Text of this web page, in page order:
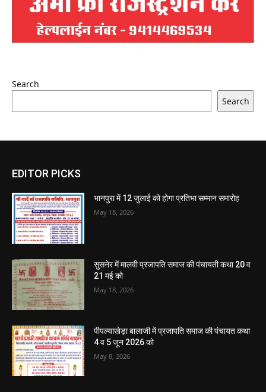
Search
Search
EDITOR PICKS
भानपुरा में 12 जुलाई को होगा प्रतिभा सम्मान समारोह
May 18, 2026
सुसनेर में मालवी प्रजापति समाज की पंचायती कथा 20 व
21 मई को
May 18, 2026
पीपल्याखेड़ा बालाजी में प्रजापति समाज की पंचायत कथा
4 व 5 जून 2026 को
May 8, 2026